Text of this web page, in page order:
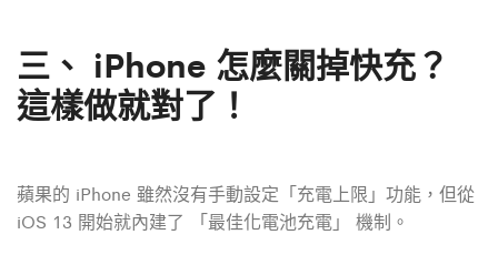
三、 iPhone 怎麼關掉快充？
這樣做就對了！
蘋果的 iPhone 雖然沒有手動設定「充電上限」功能，但從
iOS 13 開始就內建了 「最佳化電池充電」 機制。